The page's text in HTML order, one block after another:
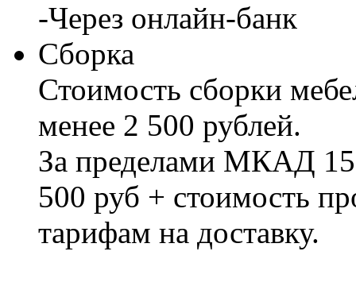
-Через онлайн-банк
Сборка
Стоимость сборки
менее 2 500 рублей.
За пределами МКАД
500 руб + стоимость
тарифам на доставку.